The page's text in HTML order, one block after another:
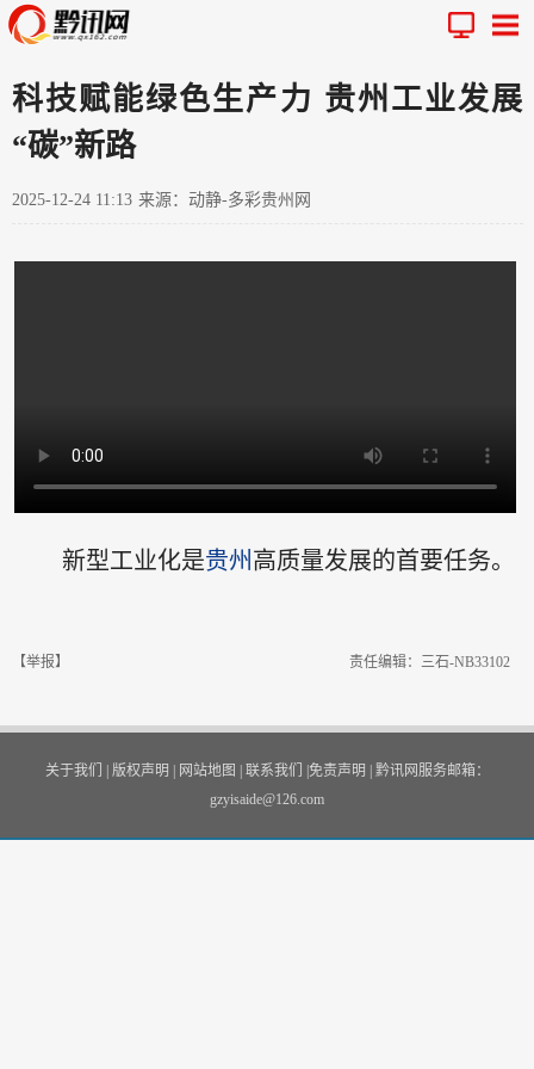
科技赋能绿色生产力 贵州工业发展
“碳”新路
2025-12-24 11:13 来源：动静-多彩贵州网
新型工业化是贵州 高质量发展的首要任务。
【举报】 责任编辑：三石-NB33102
关于我们 | 版权声明 | 网站地图 | 联系我们 |免责声明 | 黔讯网服务邮箱：
gzyisaide@126.com